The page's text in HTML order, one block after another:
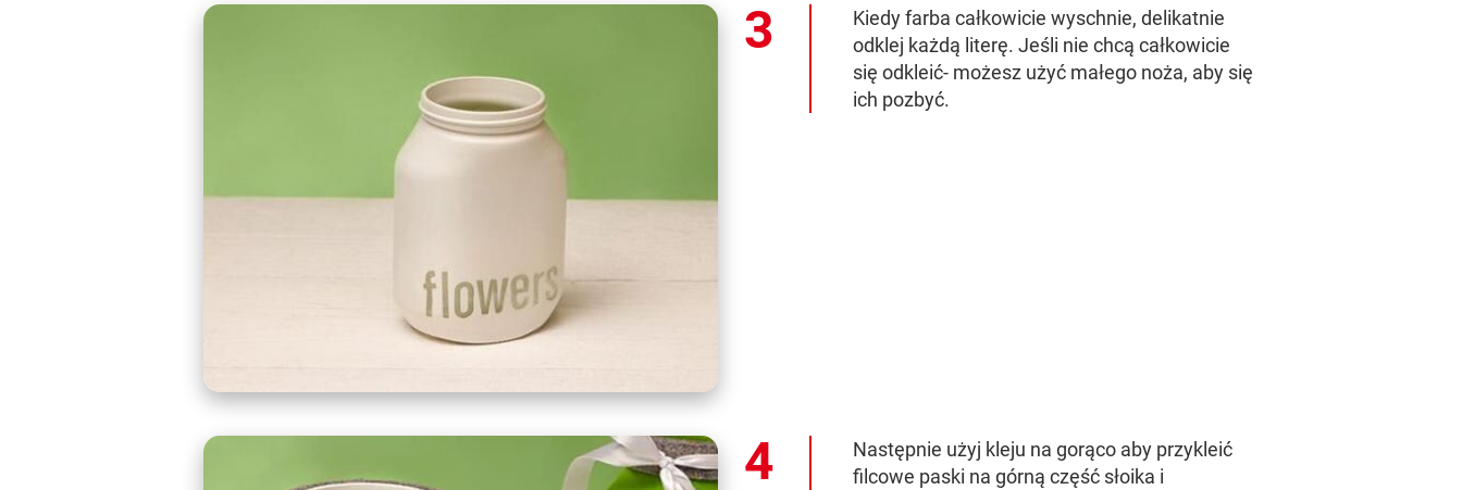
Kiedy farba całkowicie wyschnie, delikatnie
odklej każdą literę. Jeśli nie chcą całkowicie
się odkleić- możesz użyć małego noża, aby się
ich pozbyć.
Następnie użyj kleju na gorąco aby przykleić
filcowe paski na górną część słoika i